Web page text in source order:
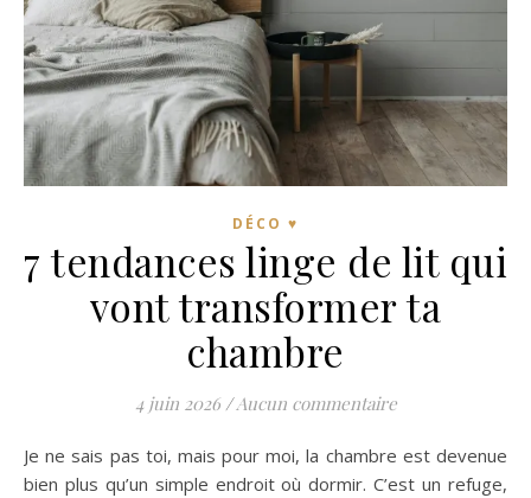
DÉCO ♥
7 tendances linge de lit qui
vont transformer ta
chambre
4 juin 2026 /Aucun commentaire
Je ne sais pas toi, mais pour moi, la chambre est devenue
bien plus qu’un simple endroit où dormir. C’est un refuge,